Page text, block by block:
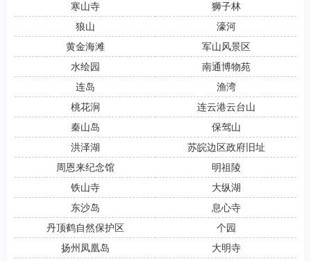
寒山寺
狮子林
狼山
濠河
黄金海滩
军山风景区
水绘园
南通博物苑
连岛
渔湾
桃花涧
连云港云台山
秦山岛
保驾山
洪泽湖
苏皖边区政府旧址
周恩来纪念馆
明祖陵
铁山寺
大纵湖
东沙岛
息心寺
丹顶鹤自然保护区
个园
扬州凤凰岛
大明寺